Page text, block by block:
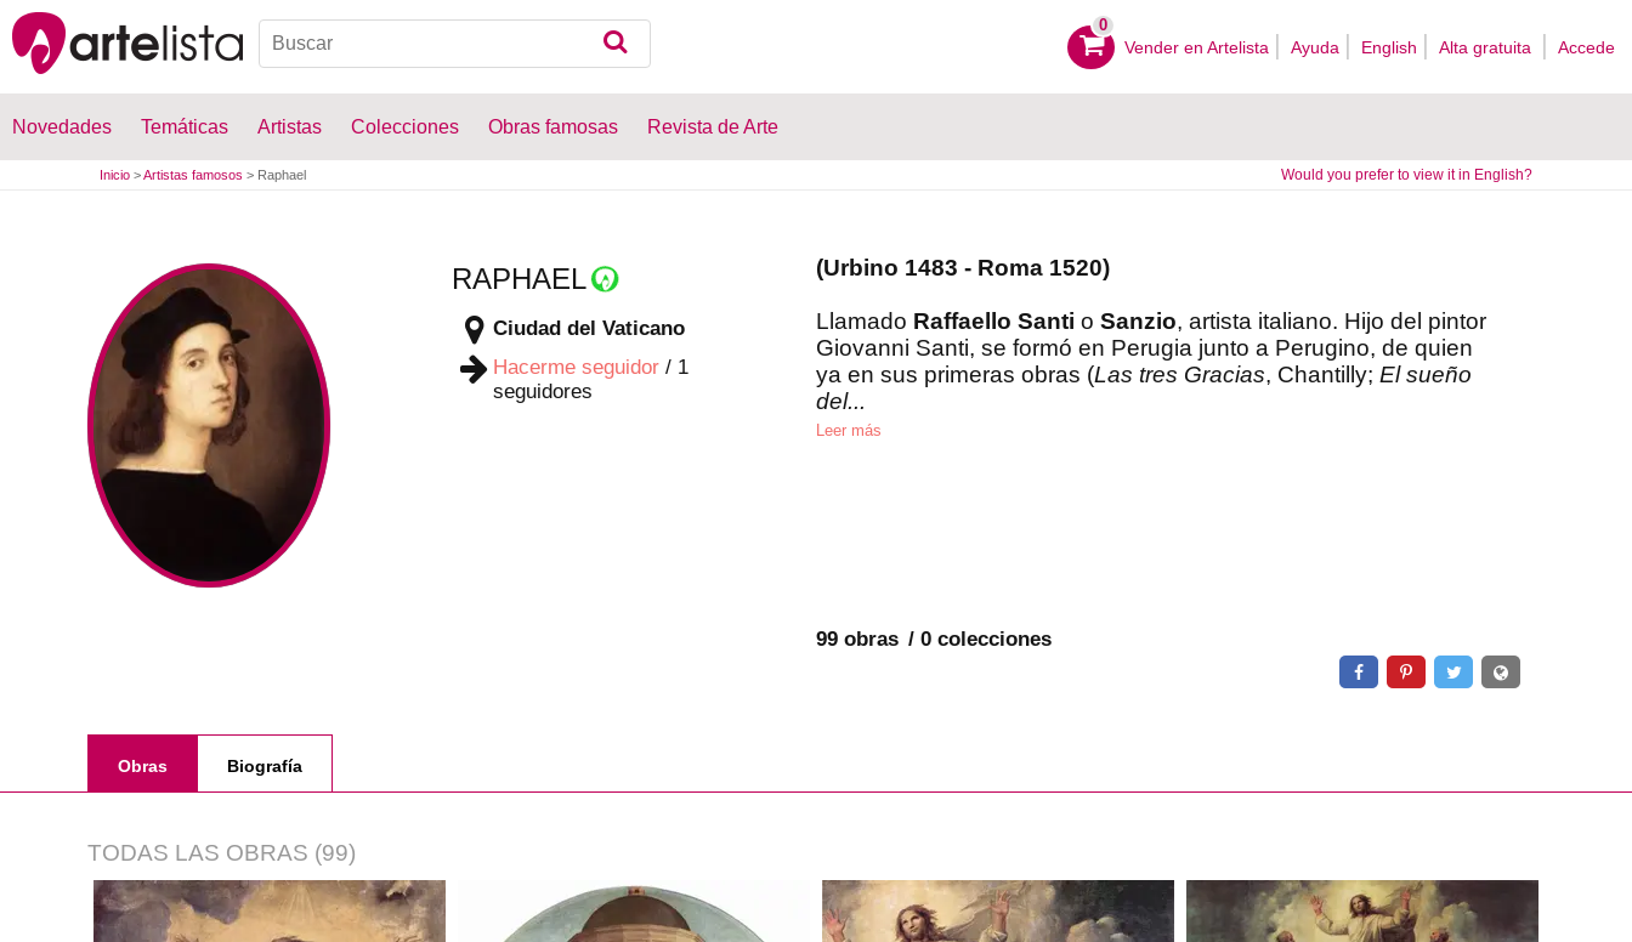
0
Vender en Artelista Ayuda English Alta gratuita Accede
Novedades Temáticas Artistas Colecciones Obras famosas Revista de Arte
Inicio >Artistas famosos > Raphael Would you prefer to view it in English?
RAPHAEL
Ciudad del Vaticano
Hacerme seguidor / 1
seguidores
(Urbino 1483 - Roma 1520)
Llamado Raffaello Santi o Sanzio, artista italiano. Hijo del pintor
Giovanni Santi, se formó en Perugia junto a Perugino, de quien
ya en sus primeras obras (Las tres Gracias, Chantilly; El sueño
del...
Leer más
99 obras 0 colecciones
Obras Biografía
TODAS LAS OBRAS (99)